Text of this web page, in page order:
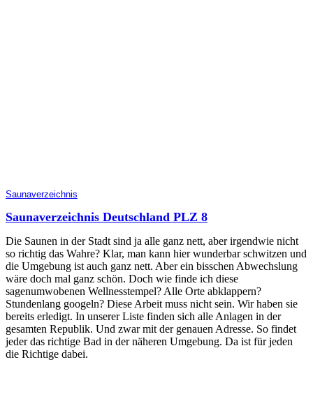
Saunaverzeichnis
Saunaverzeichnis Deutschland PLZ 8
Die Saunen in der Stadt sind ja alle ganz nett, aber irgendwie nicht
so richtig das Wahre? Klar, man kann hier wunderbar schwitzen und
die Umgebung ist auch ganz nett. Aber ein bisschen Abwechslung
wäre doch mal ganz schön. Doch wie finde ich diese
sagenumwobenen Wellnesstempel? Alle Orte abklappern?
Stundenlang googeln? Diese Arbeit muss nicht sein. Wir haben sie
bereits erledigt. In unserer Liste finden sich alle Anlagen in der
gesamten Republik. Und zwar mit der genauen Adresse. So findet
jeder das richtige Bad in der näheren Umgebung. Da ist für jeden
die Richtige dabei.